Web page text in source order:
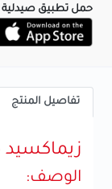
حمل تطبيق صيدلية
تفاصيل المنتج
زيماكسيد 5٪ قطرة للعين
الوصف: